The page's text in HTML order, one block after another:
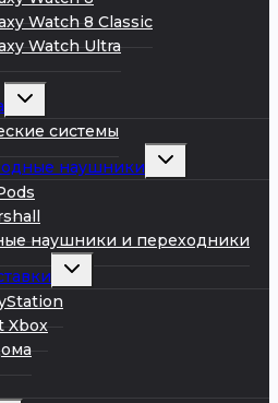
Watch 8 Classic
Watch Ultra
Развернуть
меню системы
наушники
Развернуть
наушники и переходники
Развернуть
меню
Xbox